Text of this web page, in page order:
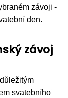
závoji -
den.
závoj
svatebního